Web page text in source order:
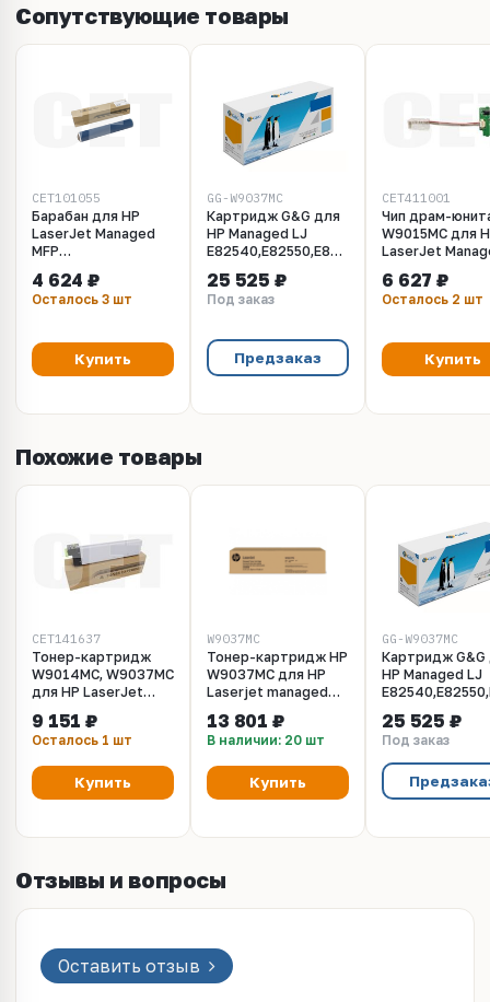
Сопутствующие товары
CET101055
Барабан для HP
LaserJet Managed
MFP
(CET), 300000 стр.,
CET101055
4 624 ₽
Осталось 3 шт
Купить
GG-W9037MC
Картридж G&G для
HP Managed LJ
E82540,E82550,E82560,
(замена W9037MC)
25 525 ₽
Под заказ
Предзаказ
CET411001
Чип драм-
W9015MC для
LaserJet
E82540/
(CET), 396000
6 627 ₽
Осталось 2 шт
Купить
Похожие товары
CET141637
Тонер-картридж
W9014MC, W9037MC
для HP LaserJet
E82540z/E82550z/E82560z
(CET), (WW), 1030г,
69000 стр.,
CET141637
9 151 ₽
Осталось 1 шт
Купить
W9037MC
Тонер-картридж HP
W9037MC для HP
Laserjet managed
E82540DN,
E82550DN, E82550Z,
E82560DN, E82560Z.
58K
13 801 ₽
В наличии: 20 шт
Купить
GG-W9037MC
Картридж G&G
HP Managed LJ
(замена
25 525 ₽
Под заказ
Отзывы и вопросы
Оставить отзыв